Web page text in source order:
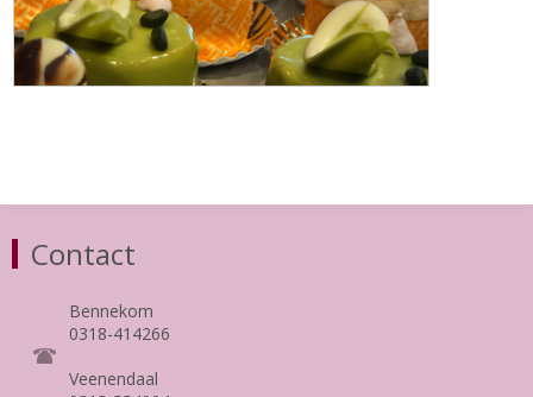
Contact
Bennekom
0318-414266
Veenendaal